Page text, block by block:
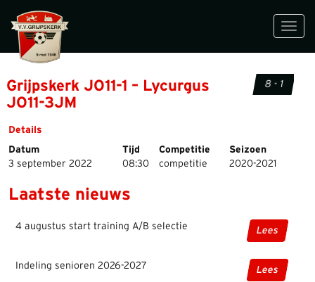
Grijpskerk JO11-1 – Lycurgus
JO11-3JM
8 - 1
Details
Datum
Tijd Competitie
Seizoen
3 september 2022
08:30 competitie 2020-2021
Laatste nieuws
4 augustus start training A/B selectie Lees
Indeling senioren 2026-2027 Lees